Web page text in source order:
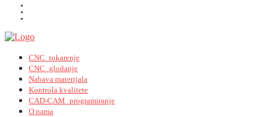
CNC_tokarenje
CNC_glodanje
Nabava materijala
Kontrola kvalitete
CAD-CAM_programiranje
O nama